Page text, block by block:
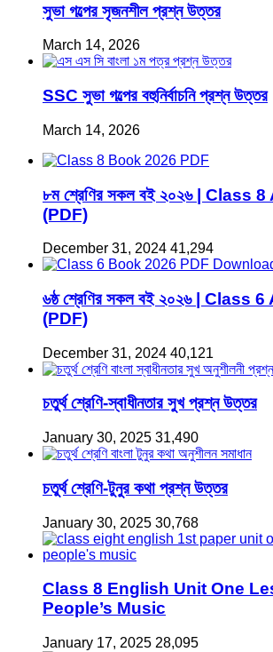
সুভা গল্পের সৃজনশীল প্রশ্ন উত্তর
March 14, 2026
SSC সুভা গল্পের বহুনির্বাচনি প্রশ্ন উত্তর
March 14, 2026
৮ম শ্রেণির সকল বই ২০২৬ | Class
(PDF)
December 31, 2024 41,294
৬ষ্ঠ শ্রেণির সকল বই ২০২৬ | Class
(PDF)
December 31, 2024 40,121
চতুর্থ শ্রেণি-স্বাধীনতার সুখ প্রশ্ন উত্তর
January 30, 2025 31,490
চতুর্থ শ্রেণি-টুনুর কথা প্রশ্ন উত্তর
January 30, 2025 30,768
Class 8 English Unit One
People’s Music
January 17, 2025 28,095